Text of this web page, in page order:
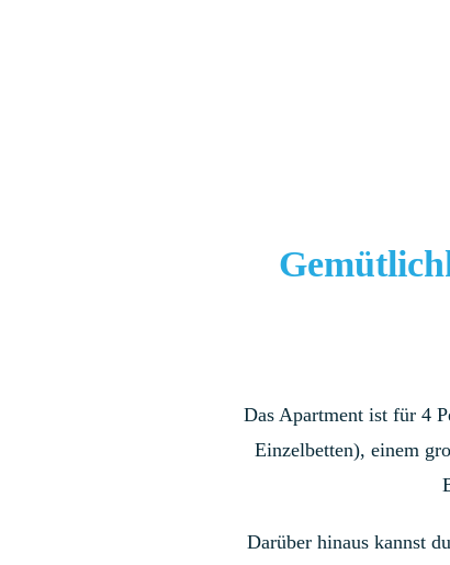
Das Apartment ist für 4
Einzelbetten), einem
Darüber hinaus kannst